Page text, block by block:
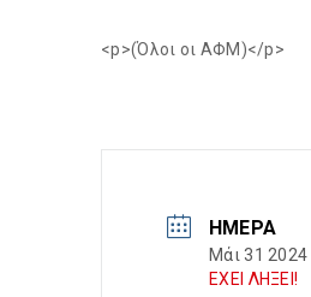
<p>(Όλοι οι ΑΦΜ)</p>
ΗΜΈΡΑ
Μάι 31 2024
ΕΧΕΙ ΛΗΞΕΙ!